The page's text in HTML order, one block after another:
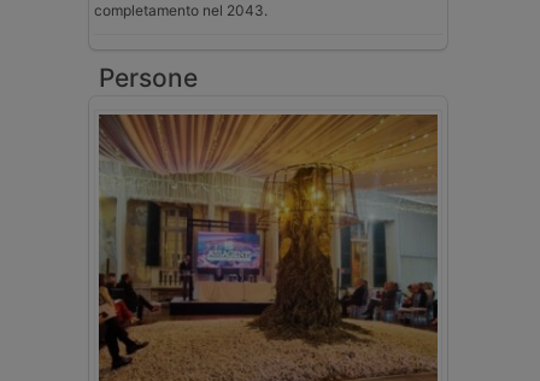
completamento nel 2043.
Persone